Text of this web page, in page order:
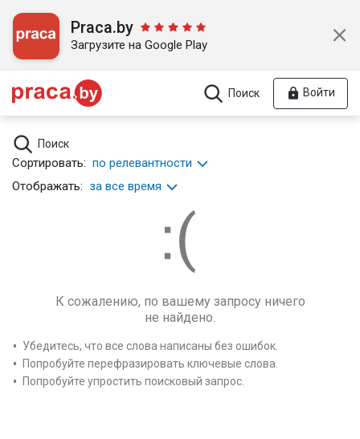
Praca.by
Загрузите на Google Play
Поиск Войти
Поиск
Сортировать: по релевантности
Отображать: за все время
К сожалению, по вашему запросу ничего
не найдено.
Убедитесь, что все слова написаны без ошибок.
Попробуйте перефразировать ключевые слова.
Попробуйте упростить поисковый запрос.